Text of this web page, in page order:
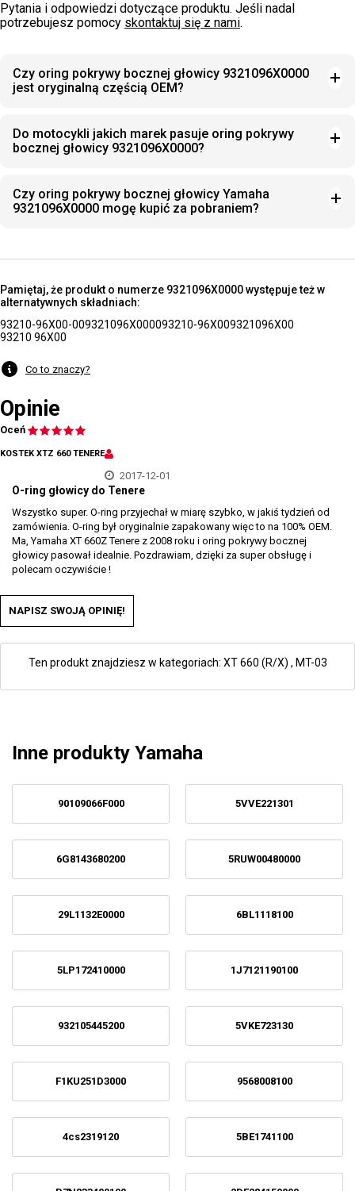
Pytania i odpowiedzi dotyczące produktu. Jeśli nadal
potrzebujesz pomocy skontaktuj się z nami.
Czy oring pokrywy bocznej głowicy 9321096X0000
jest oryginalną częścią OEM?
Do motocykli jakich marek pasuje oring pokrywy
bocznej głowicy 9321096X0000?
Czy oring pokrywy bocznej głowicy Yamaha
9321096X0000 mogę kupić za pobraniem?
Pamiętaj, że produkt o numerze 9321096X0000 występuje też w
alternatywnych składniach:
93210-96X00-009321096X000093210-96X009321096X00
93210 96X00
Co to znaczy?
Opinie
Oceń
KOSTEK XTZ 660 TENERE
2017-12-01
O-ring głowicy do Tenere
Wszystko super. O-ring przyjechał w miarę szybko, w jakiś tydzień od
zamówienia. O-ring był oryginalnie zapakowany więc to na 100% OEM.
Ma, Yamaha XT 660Z Tenere z 2008 roku i oring pokrywy bocznej
głowicy pasował idealnie. Pozdrawiam, dzięki za super obsługę i
polecam oczywiście !
NAPISZ SWOJĄ OPINIĘ!
Ten produkt znajdziesz w kategoriach: XT 660 (R/X) , MT-03
Inne produkty Yamaha
90109066F000 5VVE221301
6G8143680200 5RUW00480000
29L1132E0000 6BL1118100
5LP172410000 1J7121190100
932105445200 5VKE723130
F1KU251D3000 9568008100
4cs2319120 5BE1741100